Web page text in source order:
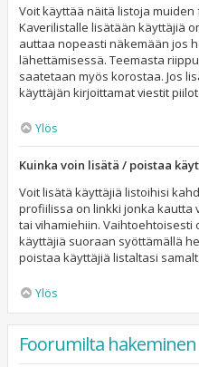
Voit käyttää näitä listoja
Kaverilistalle lisätään käyttäjiä
auttaa nopeasti näkemään jos
lähettämisessä. Teemasta
saatetaan myös korostaa. Jos
käyttäjän kirjoittamat viestit
Ylös
Kuinka voin lisätä / poistaa
Voit lisätä käyttäjiä listoihisi
profiilissa on linkki jonka kautta
tai vihamiehiin. Vaihtoehtoisesti
käyttäjiä suoraan syöttämällä
poistaa käyttäjiä listaltasi
Ylös
Foorumilta hakeminen